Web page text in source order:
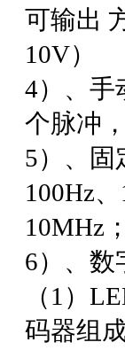
可输出
10V）
4）、手
个脉冲
5）、固
100Hz
10MHz
6）、数
（1）
码器组